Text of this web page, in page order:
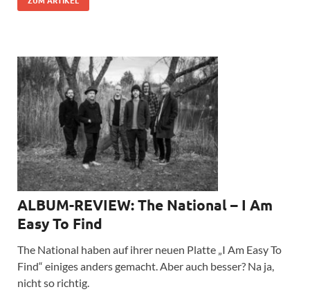
ALBUM-REVIEW: The National – I Am
Easy To Find
The National haben auf ihrer neuen Platte „I Am Easy To
Find“ einiges anders gemacht. Aber auch besser? Na ja,
nicht so richtig.